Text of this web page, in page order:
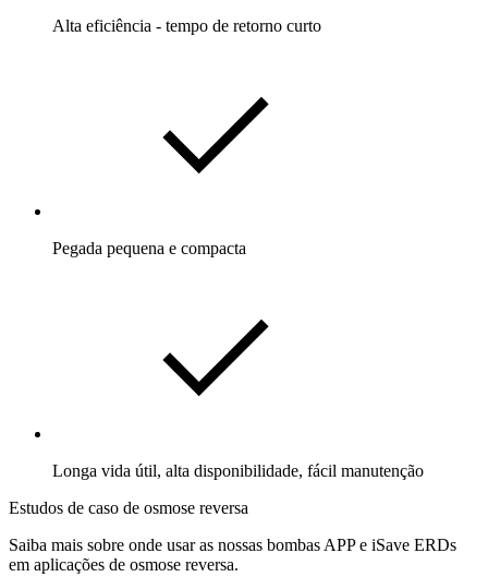
Alta eficiência - tempo de retorno curto
Pegada pequena e compacta
Longa vida útil, alta disponibilidade, fácil manutenção
Estudos de caso de osmose reversa
Saiba mais sobre onde usar as nossas bombas APP e iSave ERDs
em aplicações de osmose reversa.